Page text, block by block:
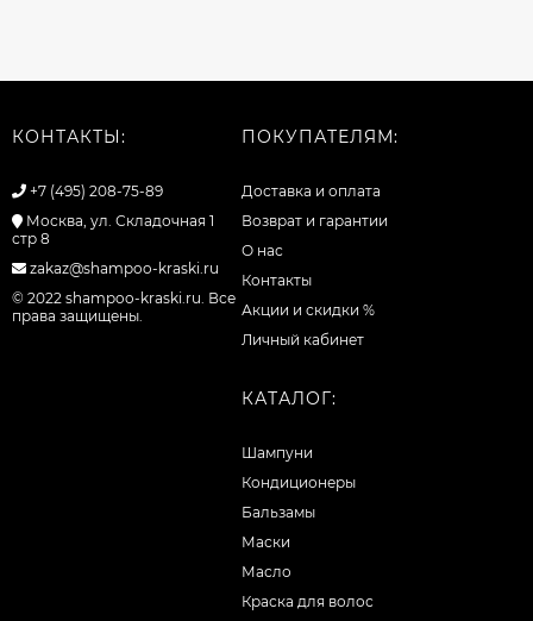
КОНТАКТЫ:
+7 (495) 208-75-89
Москва, ул. Складочная 1
стр 8
zakaz@shampoo-kraski.ru
© 2022 shampoo-kraski.ru. Все
права защищены.
ПОКУПАТЕЛЯМ:
Доставка и оплата
Возврат и гарантии
О нас
Контакты
Акции и скидки %
Личный кабинет
КАТАЛОГ:
Шампуни
Кондиционеры
Бальзамы
Маски
Масло
Краска для волос